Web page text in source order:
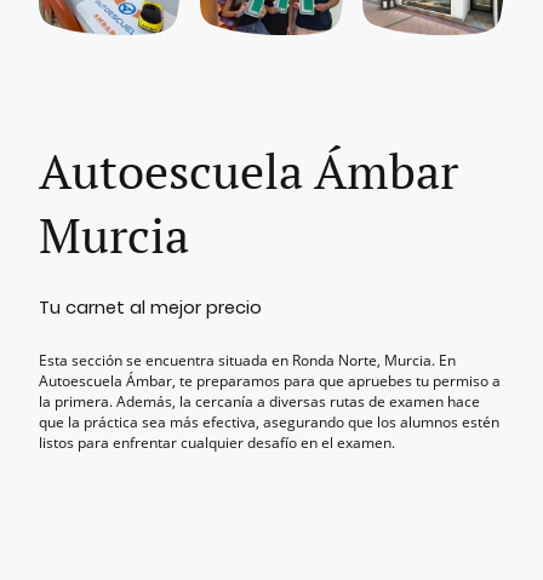
Autoescuela Ámbar
Murcia
Tu carnet al mejor precio
Esta sección se encuentra situada en Ronda Norte, Murcia. En
Autoescuela Ámbar, te preparamos para que apruebes tu permiso a
la primera. Además, la cercanía a diversas rutas de examen hace
que la práctica sea más efectiva, asegurando que los alumnos estén
listos para enfrentar cualquier desafío en el examen.